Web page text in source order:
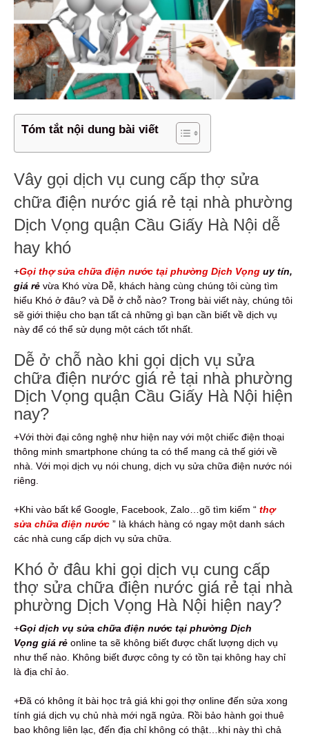
Tóm tắt nội dung bài viết
Vây gọi dịch vụ cung cấp thợ sửa
chữa điện nước giá rẻ tại nhà phường
Dịch Vọng quận Cầu Giấy Hà Nội dễ
hay khó
+Gọi thợ sửa chữa điện nước tại phường Dịch Vọng uy tín,
giá rẻ vừa Khó vừa Dễ, khách hàng cùng chúng tôi cùng tìm
hiểu Khó ở đâu? và Dễ ở chỗ nào? Trong bài viết này, chúng tôi
sẽ giới thiệu cho bạn tất cả những gì bạn cần biết về dịch vụ
này để có thể sử dụng một cách tốt nhất.
Dễ ở chỗ nào khi gọi dịch vụ sửa
chữa điện nước giá rẻ tại nhà phường
Dịch Vọng quận Cầu Giấy Hà Nội hiện
nay?
+Với thời đại công nghệ như hiện nay với một chiếc điện thoại
thông minh smartphone chúng ta có thể mang cả thế giới về
nhà. Với mọi dịch vụ nói chung, dịch vụ sửa chữa điện nước nói
riêng.
+Khi vào bất kể Google, Facebook, Zalo…gõ tìm kiếm “ thợ
sửa chữa điện nước ” là khách hàng có ngay một danh sách
các nhà cung cấp dịch vụ sửa chữa.
Khó ở đâu khi gọi dịch vụ cung cấp
thợ sửa chữa điện nước giá rẻ tại nhà
phường Dịch Vọng Hà Nội hiện nay?
+Gọi dịch vụ sửa chữa điện nước tại phường Dịch
Vọng giá rẻ online ta sẽ không biết được chất lượng dịch vụ
như thế nào. Không biết được công ty có tồn tại không hay chỉ
là địa chỉ ảo.
+Đã có không ít bài học trả giá khi gọi thợ online đến sửa xong
tính giá dịch vụ chủ nhà mới ngã ngửa. Rồi bảo hành gọi thuê
bao không liên lạc, đến địa chỉ không có thật…khi này thì chả